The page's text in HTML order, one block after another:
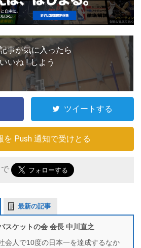
事が気に入ったら
いいね ! しよう
ツイートする
を Push 通知で受けとる
最新の記事
スケットの会 会長 中川直之
会人で10度の日本一を達成するなか